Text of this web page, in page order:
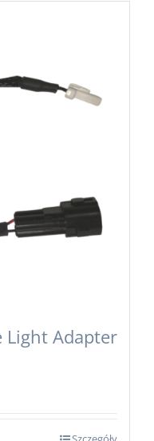
Light Adapter